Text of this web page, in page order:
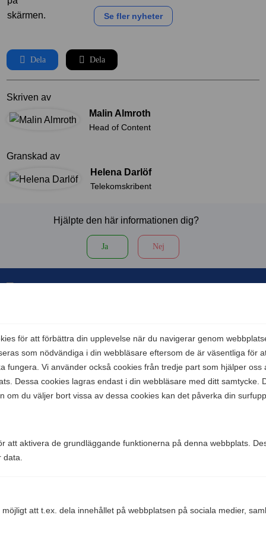
för att förbättra din upplevelse när du navigerar genom
som nödvändiga i din webbläsare eftersom de är väsentliga för
fungera. Vi använder också cookies från tredje part som hjälper oss
Dessa cookies lagras endast i din webbläsare med ditt samtycke.
om du väljer bort vissa av dessa cookies kan det påverka din
att aktivera de grundläggande funktionerna på denna webbplats.
att t.ex. dela innehållet på webbplatsen på sociala medier,
Se fler nyheter
Dela Dela
Skriven av
Malin Almroth
Head of Content
Granskad av
Helena Darlöf
Telekomskribent
Hjälpte den här informationen dig?
Ja Nej
114 52 Stockholm
Org nr: 556851-2321
Företaget
Om Mobiltelefoner.se